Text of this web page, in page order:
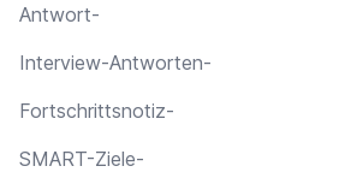
Antwort-
Interview-Antworten-
Fortschrittsnotiz-
SMART-Ziele-